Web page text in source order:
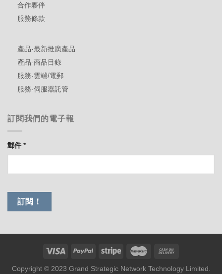
合作夥伴
服務條款
產品-最新推廣產品
產品-商品目錄
服務-雲端/電郵
服務-伺服器託管
訂閱我們的電子報
郵件*
Copyright © 2023 Grand Strategic Network Technology Limited.